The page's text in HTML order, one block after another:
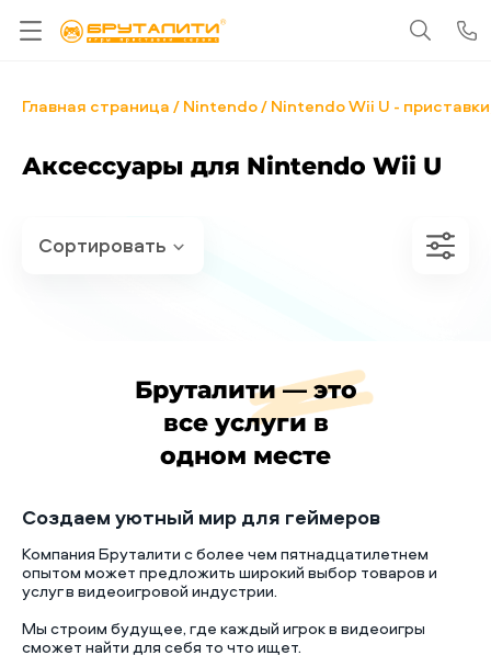
Главная страница Nintendo Nintendo Wii U -
Аксессуары для Nintendo Wii U
Бруталити — это
все услуги в
одном месте
Создаем уютный мир для геймеров
Компания Бруталити с более чем пятнадцатилетнем
опытом может предложить широкий выбор товаров и
услуг в видеоигровой индустрии.
Мы строим будущее, где каждый игрок в видеоигры
сможет найти для себя то что ищет.